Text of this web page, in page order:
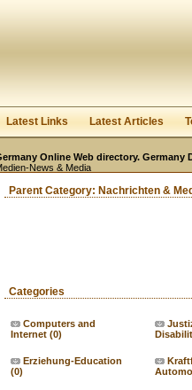
Latest Links Latest Articles
Online Web directory.
News & Media
Parent Category: Nachrichten &
Categories
Computers and
Internet (0)
Erziehung-Education
(0)